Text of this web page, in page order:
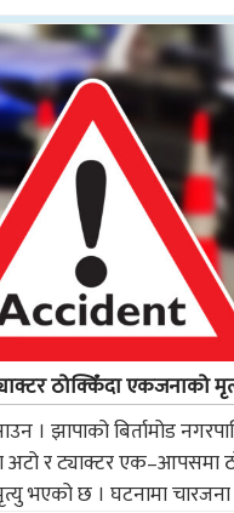
ठोक्किँदा एकजनाको
। झापाको बिर्तामोड
अटो र ट्याक्टर एक–आपसमा
भएको छ । घटनामा